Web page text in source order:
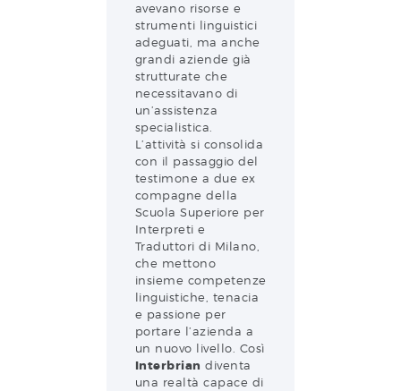
avevano risorse e
strumenti linguistici
adeguati, ma anche
grandi aziende già
strutturate che
necessitavano di
un’assistenza
specialistica.
L’attività si consolida
con il passaggio del
testimone a due ex
compagne della
Scuola Superiore per
Interpreti e
Traduttori di Milano,
che mettono
insieme competenze
linguistiche, tenacia
e passione per
portare l’azienda a
un nuovo livello. Così
Interbrian diventa
una realtà capace di